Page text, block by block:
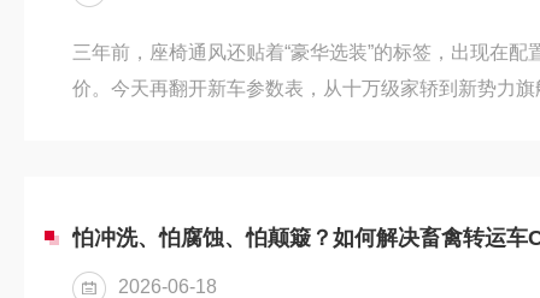
三年前，座椅通风还贴着“豪华选装”的标签，出现在
价。今天再翻开新车参数表，从十万级家轿到新势力
开体验差距座椅通风的逻辑很朴素：在坐垫和靠背内
材料，最终在人体与座椅的接触面...
怕冲洗、怕腐蚀、怕颠簸？如何解决畜禽转运车
2026-06-18